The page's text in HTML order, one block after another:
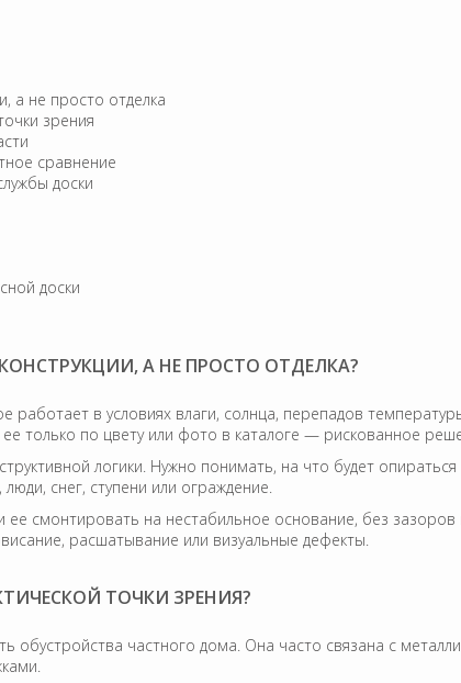
а не просто отделка
зрения
сравнение
доски
доски
А НЕ ПРОСТО ОТДЕЛКА?
в условиях влаги, солнца, перепадов
только по цвету или фото в каталоге — рискованное
логики. Нужно понимать, на что будет
люди, снег, ступени или ограждение.
ее смонтировать на нестабильное основание, без
расшатывание или визуальные дефекты.
ТОЧКИ ЗРЕНИЯ?
обустройства частного дома. Она часто связана с